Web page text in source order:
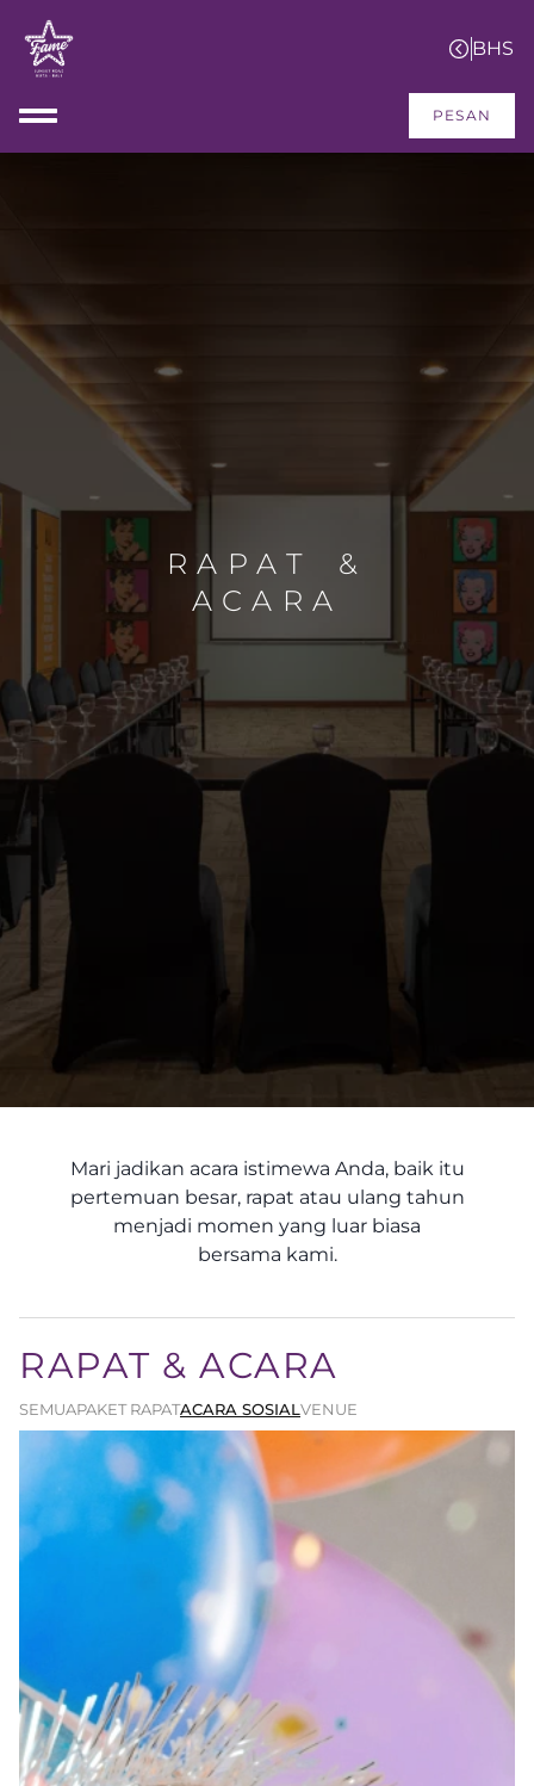
PESAN
RAPAT &
ACARA
Mari jadikan acara istimewa Anda, baik itu
pertemuan besar, rapat atau ulang tahun
menjadi momen yang luar biasa
bersama kami.
RAPAT & ACARA
SEMUAPAKET RAPATACARA SOSIALVENUE